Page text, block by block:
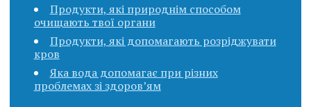
Продукти, які природнім способом
очищають твої органи
Продукти, які допомагають розріджувати
кров
Яка вода допомагає при різних
проблемах зі здоров’ям